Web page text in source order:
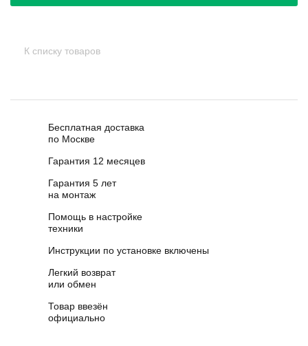
К списку товаров
Бесплатная доставка
по Москве
Гарантия 12 месяцев
Гарантия 5 лет
на монтаж
Помощь в настройке
техники
Инструкции по установке включены
Легкий возврат
или обмен
Товар ввезён
официально